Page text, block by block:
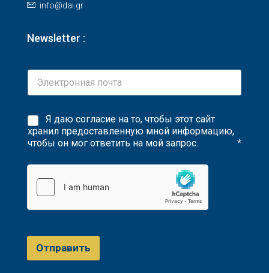
info@dai.gr
Newsletter :
Я даю согласие на то, чтобы этот сайт
хранил предоставленную мной информацию,
чтобы он мог ответить на мой запрос.
*
Отправить